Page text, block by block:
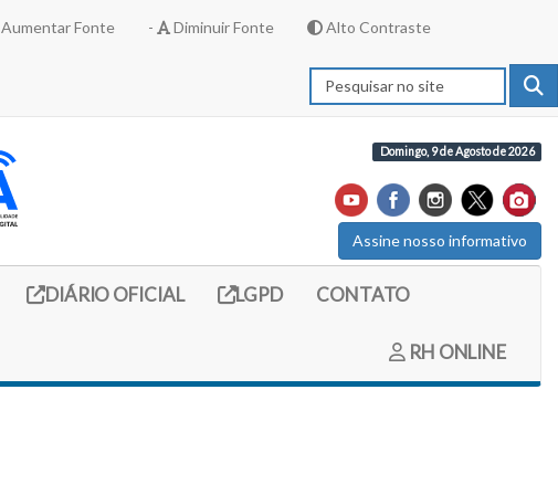
Aumentar Fonte - Diminuir Fonte Alto Contraste
Domingo, 9 de Agosto de 2026
Assine nosso informativo
Link externo (site do diario oficial do legislativo)
DIÁRIO OFICIAL Link externo (site com informações LGPD)
LGPD CONTATO
RH ONLINE